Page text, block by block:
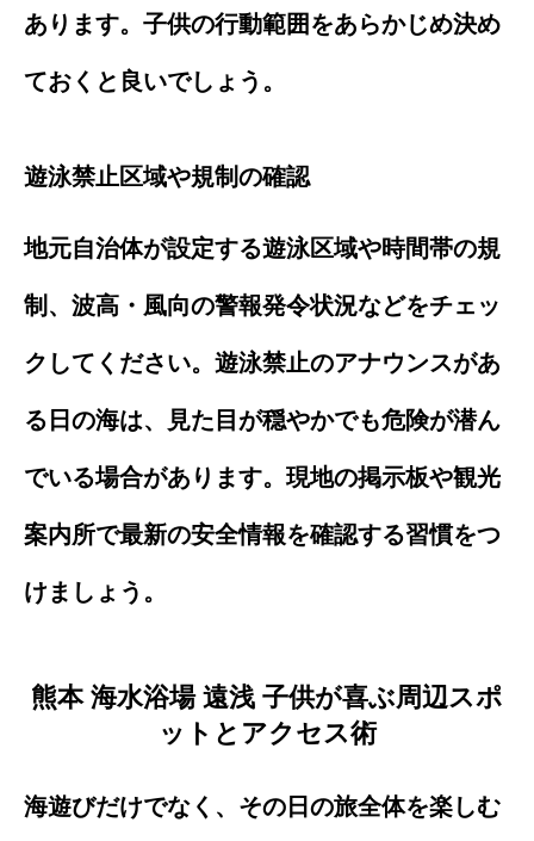
あります。子供の行動範囲をあらかじめ決め
ておくと良いでしょう。
遊泳禁止区域や規制の確認
地元自治体が設定する遊泳区域や時間帯の規
制、波高・風向の警報発令状況などをチェッ
クしてください。遊泳禁止のアナウンスがあ
る日の海は、見た目が穏やかでも危険が潜ん
でいる場合があります。現地の掲示板や観光
案内所で最新の安全情報を確認する習慣をつ
けましょう。
熊本 海水浴場 遠浅 子供が喜ぶ周辺スポ
ットとアクセス術
海遊びだけでなく、その日の旅全体を楽しむ